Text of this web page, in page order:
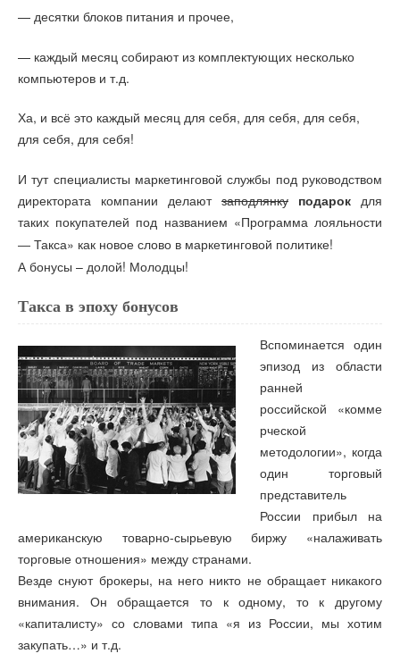
— десятки блоков питания и прочее,
— каждый месяц собирают из комплектующих несколько
компьютеров и т.д.
Ха, и всё это каждый месяц для себя, для себя, для себя,
для себя, для себя!
И тут специалисты маркетинговой службы под руководством
директората компании делают заподлянку подарок для
таких покупателей под названием «Программа лояльности
— Такса» как новое слово в маркетинговой политике!
А бонусы – долой! Молодцы!
Такса в эпоху бонусов
Вспоминается один
эпизод из области
ранней
российской «комме
рческой
методологии», когда
один торговый
представитель
России прибыл на
американскую товарно-сырьевую биржу «налаживать
торговые отношения» между странами.
Везде снуют брокеры, на него никто не обращает никакого
внимания. Он обращается то к одному, то к другому
«капиталисту» со словами типа «я из России, мы хотим
закупать…» и т.д.